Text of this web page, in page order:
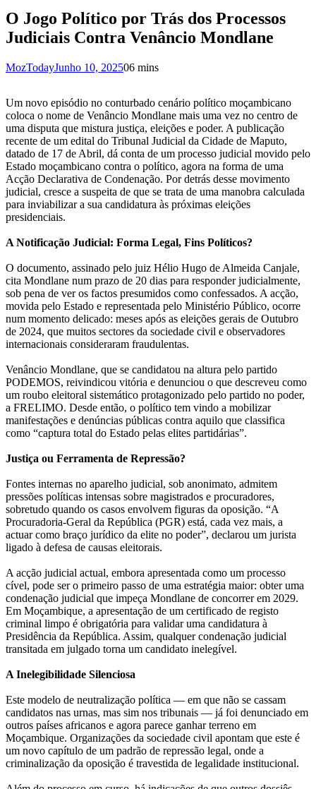
O Jogo Político por Trás dos Processos
Judiciais Contra Venâncio Mondlane
MozTodayJunho 10, 202506 mins
Um novo episódio no conturbado cenário político moçambicano
coloca o nome de Venâncio Mondlane mais uma vez no centro de
uma disputa que mistura justiça, eleições e poder. A publicação
recente de um edital do Tribunal Judicial da Cidade de Maputo,
datado de 17 de Abril, dá conta de um processo judicial movido pelo
Estado moçambicano contra o político, agora na forma de uma
Acção Declarativa de Condenação. Por detrás desse movimento
judicial, cresce a suspeita de que se trata de uma manobra calculada
para inviabilizar a sua candidatura às próximas eleições
presidenciais.
A Notificação Judicial: Forma Legal, Fins Políticos?
O documento, assinado pelo juiz Hélio Hugo de Almeida Canjale,
cita Mondlane num prazo de 20 dias para responder judicialmente,
sob pena de ver os factos presumidos como confessados. A acção,
movida pelo Estado e representada pelo Ministério Público, ocorre
num momento delicado: meses após as eleições gerais de Outubro
de 2024, que muitos sectores da sociedade civil e observadores
internacionais consideraram fraudulentas.
Venâncio Mondlane, que se candidatou na altura pelo partido
PODEMOS, reivindicou vitória e denunciou o que descreveu como
um roubo eleitoral sistemático protagonizado pelo partido no poder,
a FRELIMO. Desde então, o político tem vindo a mobilizar
manifestações e denúncias públicas contra aquilo que classifica
como “captura total do Estado pelas elites partidárias”.
Justiça ou Ferramenta de Repressão?
Fontes internas no aparelho judicial, sob anonimato, admitem
pressões políticas intensas sobre magistrados e procuradores,
sobretudo quando os casos envolvem figuras da oposição. “A
Procuradoria-Geral da República (PGR) está, cada vez mais, a
actuar como braço jurídico da elite no poder”, declarou um jurista
ligado à defesa de causas eleitorais.
A acção judicial actual, embora apresentada como um processo
cível, pode ser o primeiro passo de uma estratégia maior: obter uma
condenação judicial que impeça Mondlane de concorrer em 2029.
Em Moçambique, a apresentação de um certificado de registo
criminal limpo é obrigatória para validar uma candidatura à
Presidência da República. Assim, qualquer condenação judicial
transitada em julgado torna um candidato inelegível.
A Inelegibilidade Silenciosa
Este modelo de neutralização política — em que não se cassam
candidatos nas urnas, mas sim nos tribunais — já foi denunciado em
outros países africanos e agora parece ganhar terreno em
Moçambique. Organizações da sociedade civil apontam que este é
um novo capítulo de um padrão de repressão legal, onde a
criminalização da oposição é travestida de legalidade institucional.